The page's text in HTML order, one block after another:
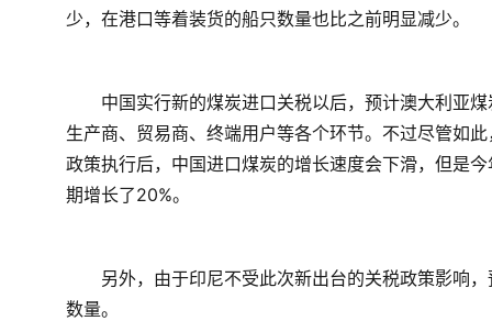
少，在港口等着装货的船只数量也比之前明显减少。
中国实行新的煤炭进口关税以后，预计澳大利亚煤
生产商、贸易商、终端用户等各个环节。不过尽管如
政策执行后，中国进口煤炭的增长速度会下滑，但是
期增长了20%。
另外，由于印尼不受此次新出台的关税政策影响，
数量。